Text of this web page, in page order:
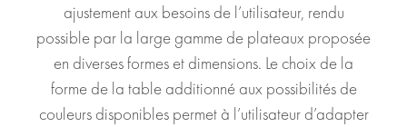
ajustement aux besoins de l’utilisateur, rendu
possible par la large gamme de plateaux proposée
en diverses formes et dimensions. Le choix de la
forme de la table additionné aux possibilités de
couleurs disponibles permet à l’utilisateur d’adapter